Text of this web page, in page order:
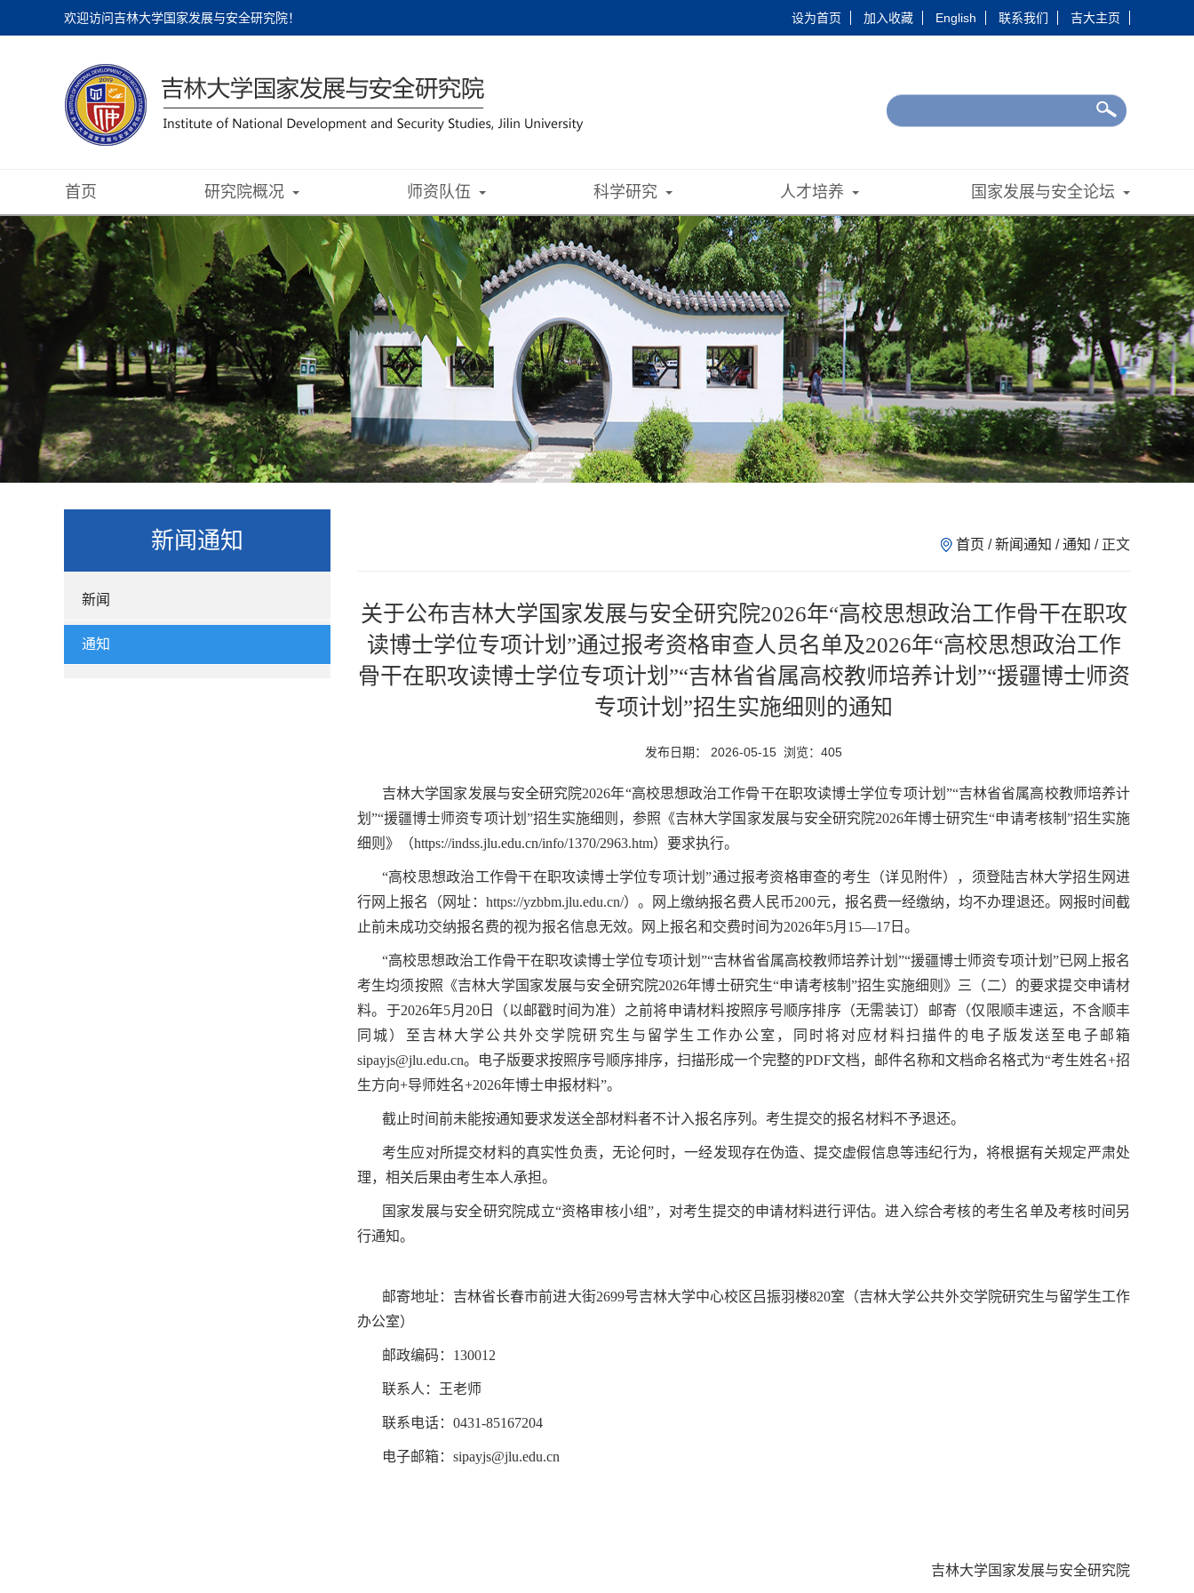
欢迎访问吉林大学国家发展与安全研究院！ 设为首页 加入收藏 English 联系我们 吉大主页
首页 研究院概况 师资队伍 科学研究 人才培养 国家发展与安全论坛
新闻通知
新闻
通知
首页 /新闻通知 /通知 / 正文
关于公布吉林大学国家发展与安全研究院2026年“高校思想政治工作骨干在职攻
读博士学位专项计划”通过报考资格审查人员名单及2026年“高校思想政治工作
骨干在职攻读博士学位专项计划”“吉林省省属高校教师培养计划”“援疆博士师资
专项计划”招生实施细则的通知
发布日期： 2026-05-15 浏览： 405
吉林大学国家发展与安全研究院2026年“高校思想政治工作骨干在职攻读博士学位专项计划”“吉林省省属高校教师培养计
划”“援疆博士师资专项计划”招生实施细则，参照《吉林大学国家发展与安全研究院2026年博士研究生“申请考核制”招生实施
细则》（https://indss.jlu.edu.cn/info/1370/2963.htm）要求执行。
“高校思想政治工作骨干在职攻读博士学位专项计划”通过报考资格审查的考生（详见附件），须登陆吉林大学招生网进
行网上报名（网址：https://yzbbm.jlu.edu.cn/）。网上缴纳报名费人民币200元，报名费一经缴纳，均不办理退还。网报时间截
止前未成功交纳报名费的视为报名信息无效。网上报名和交费时间为2026年5月15—17日。
“高校思想政治工作骨干在职攻读博士学位专项计划”“吉林省省属高校教师培养计划”“援疆博士师资专项计划”已网上报名
考生均须按照《吉林大学国家发展与安全研究院2026年博士研究生“申请考核制”招生实施细则》 三（二）的要求提交申请材
料。 于2026年5月 20日（以邮戳时间为准）之前将申请材料按照序号顺序排序（无需装订）邮寄（仅限顺丰速运， 不含顺丰
同城）至吉林大学公共外交学院研究生与留学生工作办公室，同时将对应材料扫描件的电子版发送至电子邮箱
sipayjs@jlu.edu.cn。电子版要求按照序号顺序排序，扫描形成一个完整的PDF文档，邮件名称和文档命名格式为“考生姓名+招
生方向+导师姓名+2026年博士申报材料”。
截止时间前未能按通知要求发送全部材料者不计入报名序列。考生提交的报名材料不予退还。
考生应对所提交材料的真实性负责，无论何时，一经发现存在伪造、提交虚假信息等违纪行为，将根据有关规定严肃处
理，相关后果由考生本人承担。
国家发展与安全研究院成立“资格审核小组”，对考生提交的申请材料进行评估。进入综合考核的考生名单及考核时间另
行通知。
邮寄地址：吉林省长春市前进大街2699号吉林大学中心校区吕振羽楼820室（吉林大学公共外交学院研究生与留学生工作
办公室）
邮政编码：130012
联系人：王老师
联系电话：0431-85167204
电子邮箱：sipayjs@jlu.edu.cn
吉林大学国家发展与安全研究院